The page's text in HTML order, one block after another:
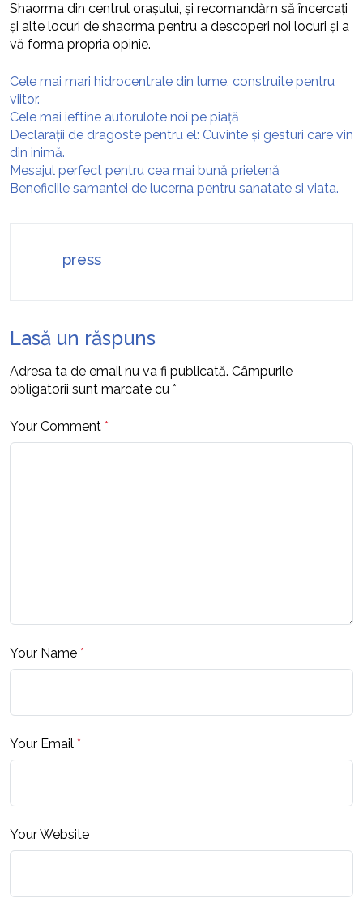
Shaorma din centrul orașului, și recomandăm să încercați
și alte locuri de shaorma pentru a descoperi noi locuri și a
vă forma propria opinie.
Cele mai mari hidrocentrale din lume, construite pentru
viitor.
Cele mai ieftine autorulote noi pe piață
Declarații de dragoste pentru el: Cuvinte și gesturi care vin
din inimă.
Mesajul perfect pentru cea mai bună prietenă
Beneficiile samantei de lucerna pentru sanatate si viata.
press
Lasă un răspuns
Adresa ta de email nu va fi publicată. Câmpurile
obligatorii sunt marcate cu *
Your Comment *
Your Name *
Your Email *
Your Website